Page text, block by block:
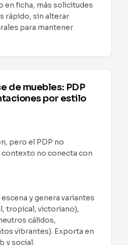
en ficha, más solicitudes
rápido, sin alterar
para mantener
de muebles: PDP
por estilo
pero el PDP no
no conecta con
y genera variantes
tropical, victoriano),
cálidos,
vibrantes). Exporta en
y social.